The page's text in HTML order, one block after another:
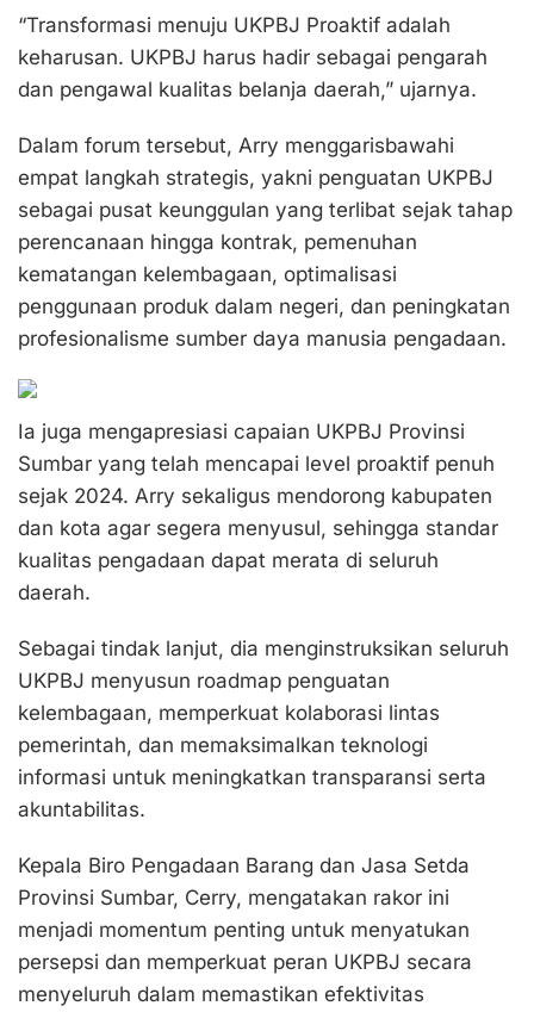
“Transformasi menuju UKPBJ Proaktif adalah
keharusan. UKPBJ harus hadir sebagai pengarah
dan pengawal kualitas belanja daerah,” ujarnya.
Dalam forum tersebut, Arry menggarisbawahi
empat langkah strategis, yakni penguatan UKPBJ
sebagai pusat keunggulan yang terlibat sejak tahap
perencanaan hingga kontrak, pemenuhan
kematangan kelembagaan, optimalisasi
penggunaan produk dalam negeri, dan peningkatan
profesionalisme sumber daya manusia pengadaan.
Ia juga mengapresiasi capaian UKPBJ Provinsi
Sumbar yang telah mencapai level proaktif penuh
sejak 2024. Arry sekaligus mendorong kabupaten
dan kota agar segera menyusul, sehingga standar
kualitas pengadaan dapat merata di seluruh
daerah.
Sebagai tindak lanjut, dia menginstruksikan seluruh
UKPBJ menyusun roadmap penguatan
kelembagaan, memperkuat kolaborasi lintas
pemerintah, dan memaksimalkan teknologi
informasi untuk meningkatkan transparansi serta
akuntabilitas.
Kepala Biro Pengadaan Barang dan Jasa Setda
Provinsi Sumbar, Cerry, mengatakan rakor ini
menjadi momentum penting untuk menyatukan
persepsi dan memperkuat peran UKPBJ secara
menyeluruh dalam memastikan efektivitas